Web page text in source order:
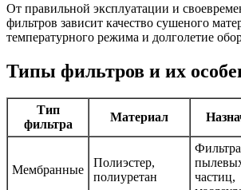
От правильной эксплуатации и
фильтров зависит качество сушеного
температурного режима и долголетие
Типы фильтров и их
Тип
фильтра
Материал
Мембранные
Полиэстер,
полиуретан
частиц,